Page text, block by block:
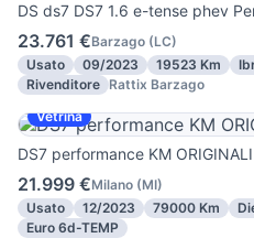
DS ds7 DS7 1.6 e-tense phev
23.761 €Barzago (LC)
Usato
09/2023 19523 Km
Rivenditore Rattix Barzago
Vetrina
DS7 performance KM
21.999 €Milano (MI)
Usato
12/2023 79000 Km
Euro 6d-TEMP